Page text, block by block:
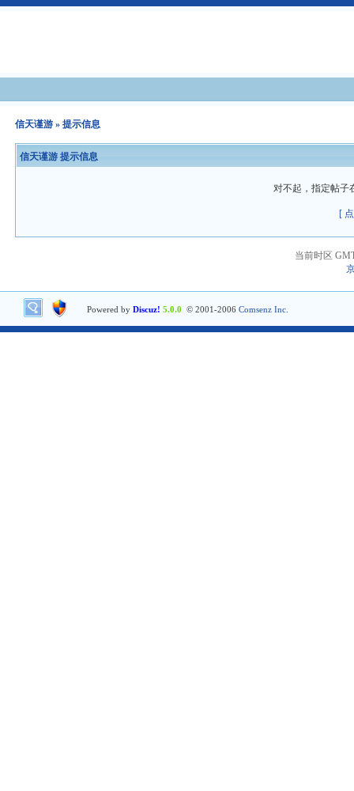
信天谨游 » 提示信息
信天谨游 提示信息
对不起，指定帖子
[
当前时区
Powered by Discuz! 5.0.0 © 2001-2006 Comsenz Inc.